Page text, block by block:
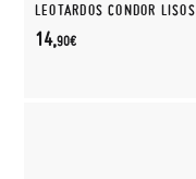
LEOTARDOS CONDOR LISOS
14,90€